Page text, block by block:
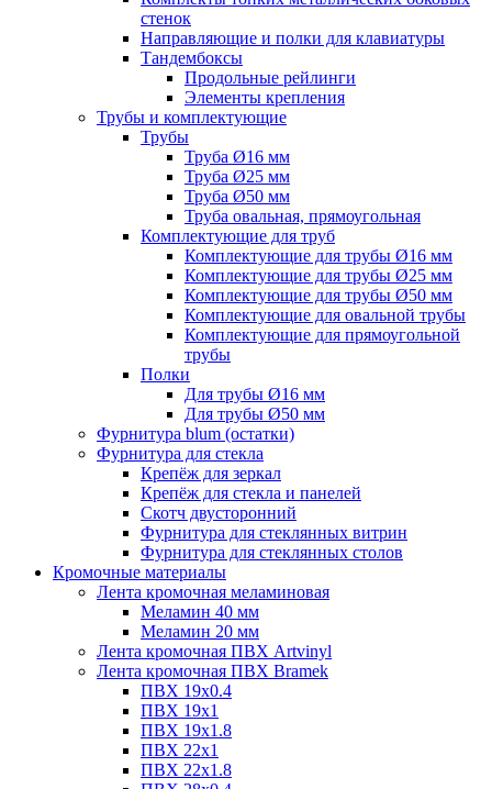
стенок
Направляющие и полки для клавиатуры
Тандембоксы
Продольные рейлинги
Элементы крепления
Трубы и комплектующие
Трубы
Труба Ø16 мм
Труба Ø25 мм
Труба Ø50 мм
Труба овальная, прямоугольная
Комплектующие для труб
Комплектующие для трубы Ø16 мм
Комплектующие для трубы Ø25 мм
Комплектующие для трубы Ø50 мм
Комплектующие для овальной трубы
Комплектующие для прямоугольной
трубы
Полки
Для трубы Ø16 мм
Для трубы Ø50 мм
Фурнитура blum (остатки)
Фурнитура для стекла
Крепёж для зеркал
Крепёж для стекла и панелей
Скотч двусторонний
Фурнитура для стеклянных витрин
Фурнитура для стеклянных столов
Кромочные материалы
Лента кромочная меламиновая
Меламин 40 мм
Меламин 20 мм
Лента кромочная ПВХ Artvinyl
Лента кромочная ПВХ Bramek
ПВХ 19x0.4
ПВХ 19х1
ПВХ 19х1.8
ПВХ 22х1
ПВХ 22х1.8